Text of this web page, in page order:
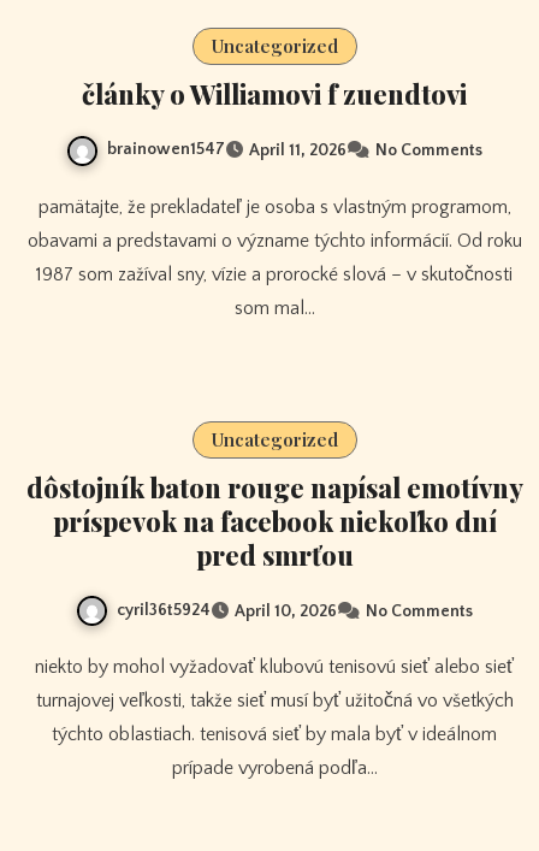
Uncategorized
články o Williamovi f zuendtovi
brainowen1547 April 11, 2026 No Comments
pamätajte, že prekladateľ je osoba s vlastným programom,
obavami a predstavami o význame týchto informácií. Od roku
1987 som zažíval sny, vízie a prorocké slová – v skutočnosti
som mal…
Uncategorized
dôstojník baton rouge napísal emotívny
príspevok na facebook niekoľko dní
pred smrťou
cyril36t5924 April 10, 2026 No Comments
niekto by mohol vyžadovať klubovú tenisovú sieť alebo sieť
turnajovej veľkosti, takže sieť musí byť užitočná vo všetkých
týchto oblastiach. tenisová sieť by mala byť v ideálnom
prípade vyrobená podľa…